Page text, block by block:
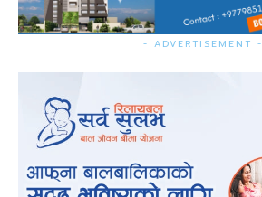
- ADVERTISEMENT -